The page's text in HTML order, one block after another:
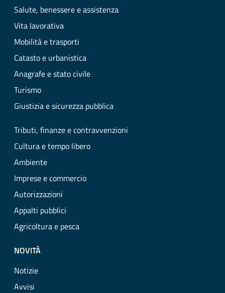
Salute, benessere e assistenza
Vita lavorativa
Mobilità e trasporti
Catasto e urbanistica
Anagrafe e stato civile
Turismo
Giustizia e sicurezza pubblica
Tributi, finanze e contravvenzioni
Cultura e tempo libero
Ambiente
Imprese e commercio
Autorizzazioni
Appalti pubblici
Agricoltura e pesca
NOVITÀ
Notizie
Avvisi